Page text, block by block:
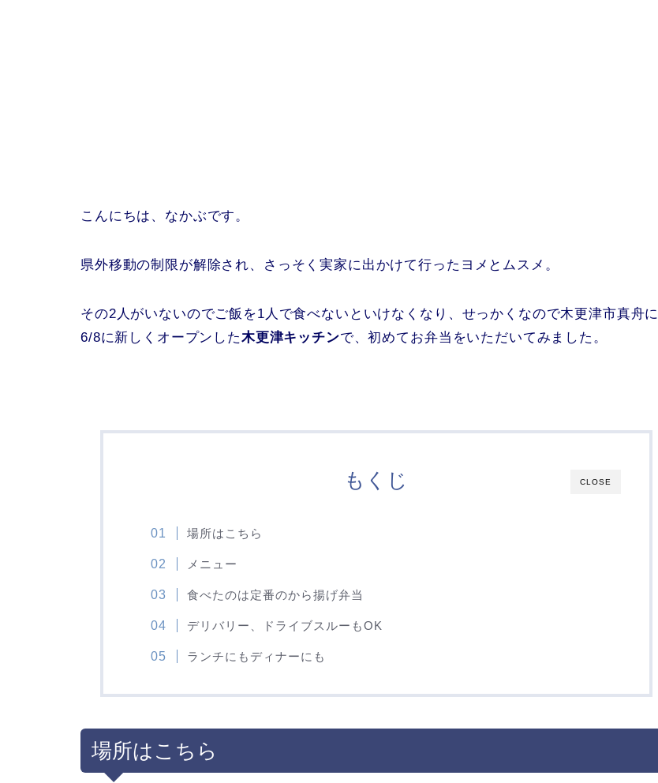
こんにちは、なかぶです。
県外移動の制限が解除され、さっそく実家に出かけて行ったヨメとムスメ。
その2人がいないのでご飯を1人で食べないといけなくなり、せっかくなので木更津市真舟に
6/8に新しくオープンした木更津キッチンで、初めてお弁当をいただいてみました。
CLOSE
もくじ
場所はこちら
メニュー
食べたのは定番のから揚げ弁当
デリバリー、ドライブスルーもOK
ランチにもディナーにも
場所はこちら